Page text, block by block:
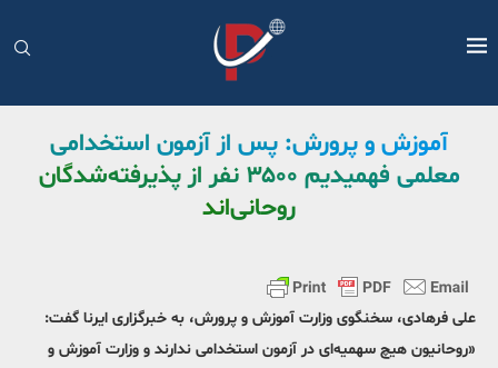
آموزش و پرورش: پس از آزمون استخدامی
معلمی فهمیدیم ۳۵۰۰ نفر از پذیرفته‌شدگان
روحانی‌اند
علی فرهادی، سخنگوی وزارت آموزش و پرورش، به خبرگزاری ایرنا گفت:‌
«روحانیون هیچ سهمیه‌ای در آزمون استخدامی ندارند و وزارت آموزش و